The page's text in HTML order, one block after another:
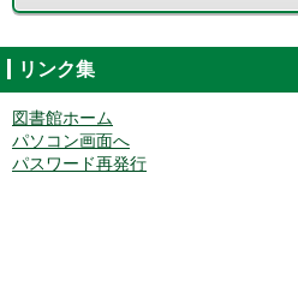
リンク集
図書館ホーム
パソコン画面へ
パスワード再発行